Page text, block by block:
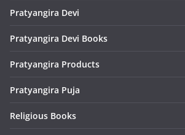
Pratyangira Devi
Pratyangira Devi Books
Pratyangira Products
Pratyangira Puja
Religious Books